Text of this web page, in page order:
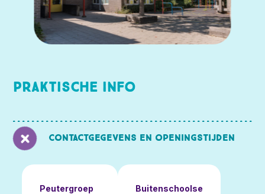
Praktische info
Contactgegevens en openingstijden
Peutergroep
Buitenschoolse